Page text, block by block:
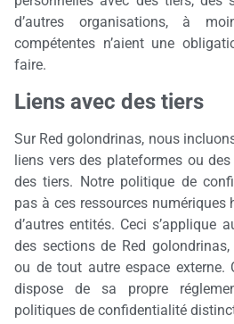
d’autres organisations, à
compétentes n’aient une
faire.
Liens avec des tiers
Sur Red golondrinas, nous
liens vers des plateformes ou
des tiers. Notre politique de
pas à ces ressources numériques
d’autres entités. Ceci s’applique
des sections de Red
ou de tout autre espace externe.
dispose de sa propre
politiques de confidentialité